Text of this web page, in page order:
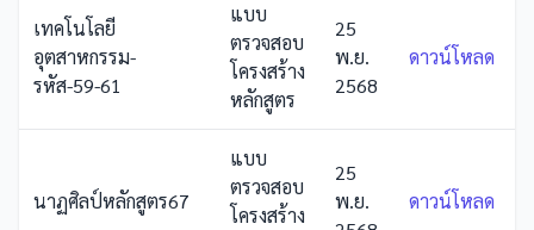
เทคโนโลยี
อุตสาหกรรม-
รหัส-59-61
แบบ
ตรวจสอบ
โครงสร้าง
หลักสูตร
25
พ.ย.
2568
ดาวน์โหลด
นาฏศิลป์หลักสูตร67
แบบ
ตรวจสอบ
โครงสร้าง
25
พ.ย.
ดาวน์โหลด